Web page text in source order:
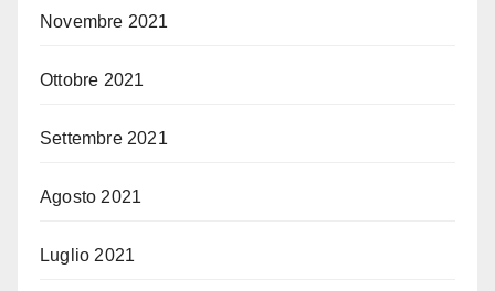
Novembre 2021
Ottobre 2021
Settembre 2021
Agosto 2021
Luglio 2021